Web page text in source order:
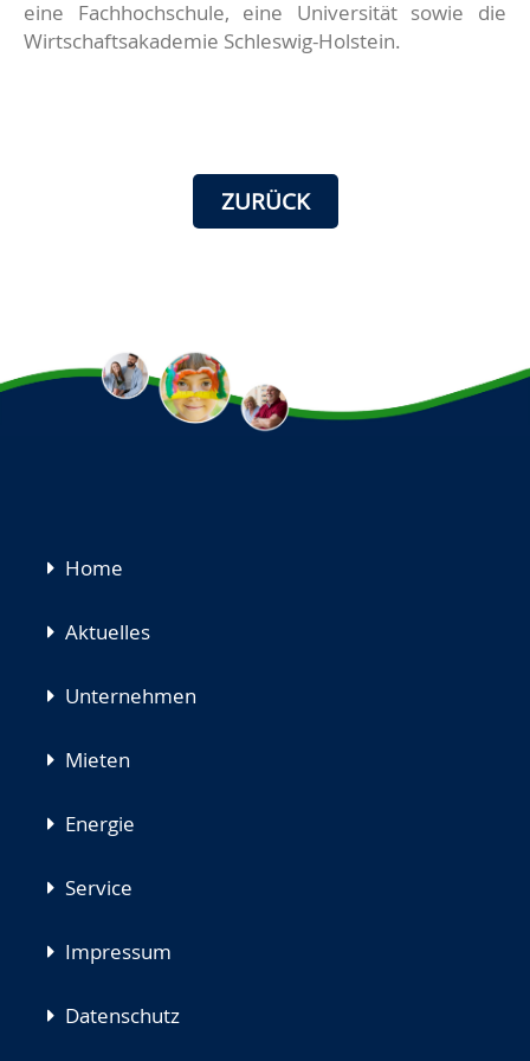
eine Fachhochschule, eine Universität sowie die
Wirtschaftsakademie Schleswig-Holstein.
ZURÜCK
Navigation
Home
Aktuelles
Unternehmen
Mieten
Energie
Service
Impressum
Datenschutz